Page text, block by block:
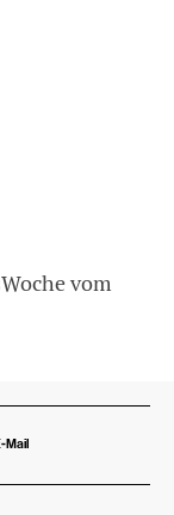
vom
Mail